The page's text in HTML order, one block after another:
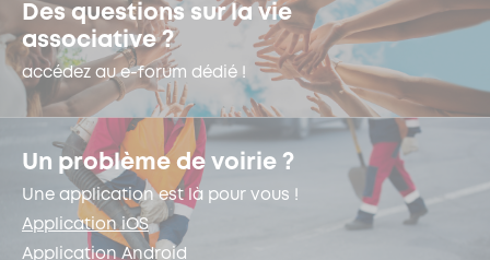
Des questions sur la vie
associative ?
accédez au e-forum dédié !
Un problème de voirie ?
Une application est là pour vous !
Application iOS
Application Android